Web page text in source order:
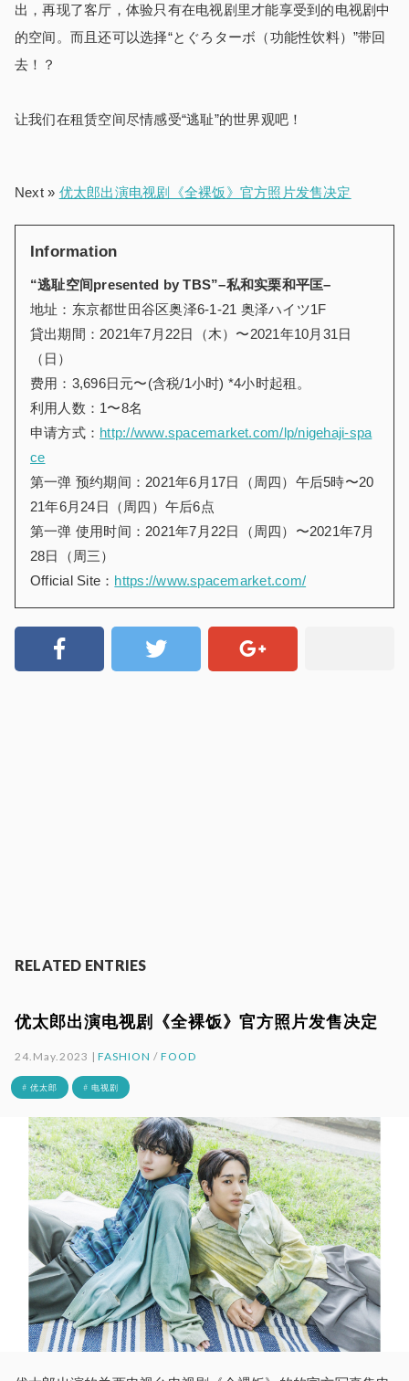
出，再现了客厅，体验只有在电视剧里才能享受到的电视剧中
的空间。而且还可以选择“とぐろターボ（功能性饮料）”带回
去！？
让我们在租赁空间尽情感受“逃耻”的世界观吧！
Next » 优太郎出演电视剧《全裸饭》官方照片发售决定
Information
“逃耻空间presented by TBS”–私和实栗和平匡–
地址：东京都世田谷区奥泽6-1-21 奥泽ハイツ1F
貸出期間：2021年7月22日（木） 〜2021年10月 31日
（日）
费用： 3,696日元〜(含税/1小时) *4小时起租。
利用人数： 1〜8名
申请方式： http://www.spacemarket.com/lp/nigehaji-spa
ce
第一弹 预约期间：2021年6月 17日（周四）午后5時〜20
21年6月24日（周四）午后6点
第一弹 使用时间：2021年7月22日（周四） 〜2021年7月
28日（周三）
Official Site ： https://www.spacemarket.com/
RELATED ENTRIES
优太郎出演电视剧《全裸饭》官方照片发售决定
24.May.2023 |FASHION /FOOD
# 优太郎 # 电视剧